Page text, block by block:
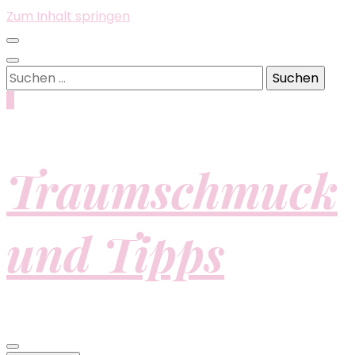
Zum Inhalt springen
Suchen
nach:
Traumschmuck
und Tipps